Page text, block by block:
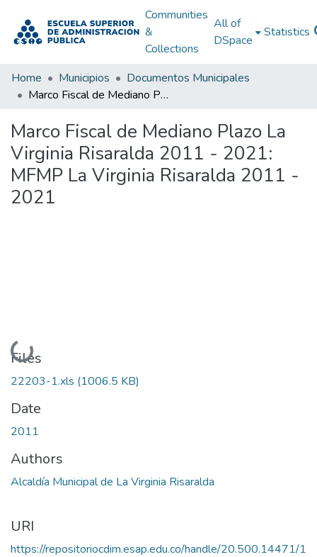
Communities
&
Collections
All of
DSpace
Statistics
Home Municipios
Documentos Municipales
Marco Fiscal de Mediano Plazo La Virginia Risaralda 2011 - 2021: MFMP La Virginia Risaralda 2011 - 2021
Marco Fiscal de Mediano Plazo La
Virginia Risaralda 2011 - 2021:
MFMP La Virginia Risaralda 2011 -
2021
Loading...
Files
22203-1.xls (1006.5 KB)
Date
2011
Authors
Alcaldía Municipal de La Virginia Risaralda
URI
https://repositoriocdim.esap.edu.co/handle/20.500.14471/1